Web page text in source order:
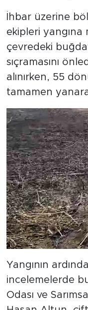
İhbar üzerine
ekipleri
çevredeki
sıçramasını
alınırken, 55
tamamen
Yangının
incelemelerde
Odası ve